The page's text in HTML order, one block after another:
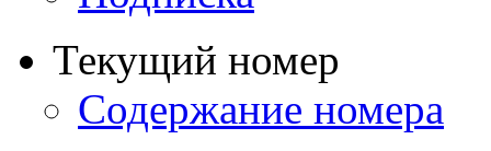
Текущий номер
Содержание номера